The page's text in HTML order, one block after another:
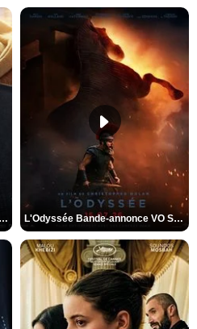
Spider-Man: Brand New Day Bande-annonce VO STFR L'Odyssée Bande-annonce VO STFR